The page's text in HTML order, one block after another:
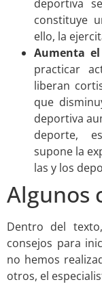
deportiva
constituye
ello, la
Aumenta
practicar
liberan
que
deportiva
deporte,
supone la
las y los
Algunos
Dentro del
consejos para
no hemos
otros, el